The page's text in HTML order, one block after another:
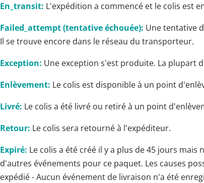
En_transit: L'expédition a commencé et le colis est
Failed_attempt (tentative échouée): Une tentative
Il se trouve encore dans le réseau du transporteur.
Exception: Une exception s'est produite. La plupart
Enlèvement: Le colis est disponible à un point
Livré: Le colis a été livré ou retiré à un point
Retour: Le colis sera retourné à l'expéditeur.
Expiré: Le colis a été créé il y a plus de 45 jours
d'autres événements pour ce paquet. Les causes
expédié - Aucun événement de livraison n'a été